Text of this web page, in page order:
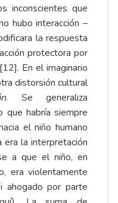
inconscientes que
hubo interacción –
la respuesta
protectora por
[12]. En el imaginario
distorsión cultural
. Se generaliza
que habría siempre
el niño humano
la interpretación
a que el niño, en
era violentamente
ahogado por parte